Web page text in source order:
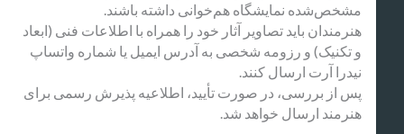
مشخص‌شده نمایشگاه هم‌خوانی داشته باشند.
هنرمندان باید تصاویر آثار خود را همراه با اطلاعات فنی (ابعاد
و تکنیک) و رزومه شخصی به آدرس ایمیل یا شماره واتساپ
نیدرا آرت ارسال کنند.
پس از بررسی، در صورت تأیید، اطلاعیه پذیرش رسمی برای
هنرمند ارسال خواهد شد.